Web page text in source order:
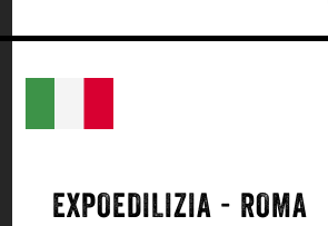
EXPOEDILIZIA - ROMA